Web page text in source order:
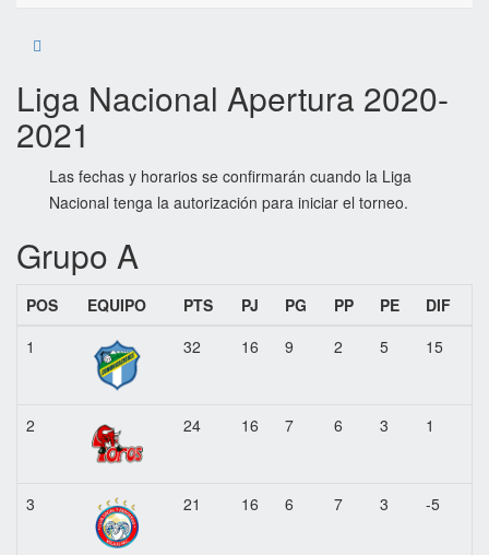
Liga Nacional Apertura 2020-
2021
Las fechas y horarios se confirmarán cuando la Liga
Nacional tenga la autorización para iniciar el torneo.
Grupo A
POS EQUIPO PTS PJ PG PP PE
DIF
1
32 16 9 2 5 15
2 24 16 7 6 3 1
3 21 16 6 7 3 -5